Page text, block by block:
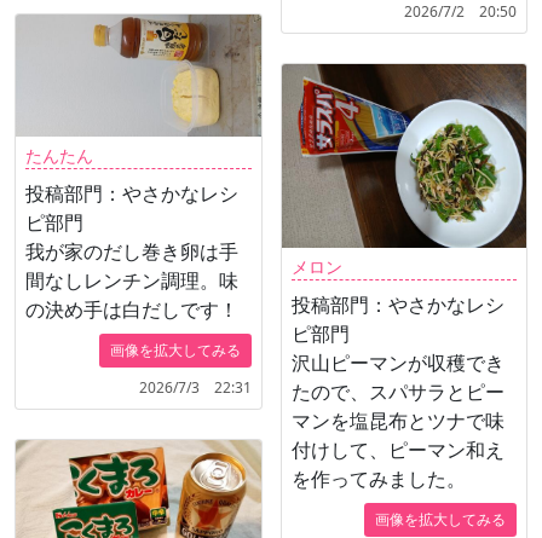
たんたん
投稿部門：やさかなレシ
ピ部門
我が家のだし巻き卵は手
間なしレンチン調理。味
の決め手は白だしです！
画像を拡大してみる
2026/7/3 22:31
2026/7/2 20:50
メロン
投稿部門：やさかなレシ
ピ部門
沢山ピーマンが収穫でき
たので、スパサラとピー
マンを塩昆布とツナで味
付けして、ピーマン和え
を作ってみました。
画像を拡大してみる